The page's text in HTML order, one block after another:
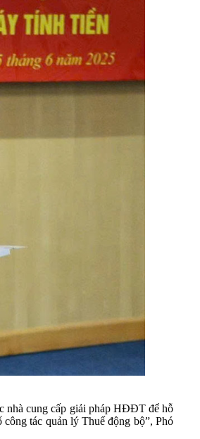
nhà cung cấp giải pháp HĐĐT để hỗ
tác quản lý Thuế động bộ”, Phó